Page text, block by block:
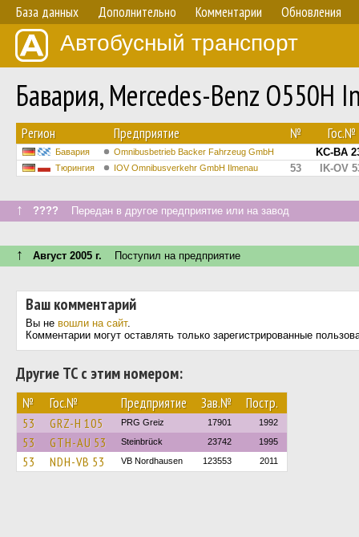
База данных Дополнительно Комментарии Обновления
Автобусный транспорт
Бавария, Mercedes-Benz O550H
Регион Предприятие № Гос.№
Бавария Omnibusbetrieb Backer Fahrzeug GmbH KC-BA
Тюрингия IOV Omnibusverkehr GmbH Ilmenau 53 IK-OV
↑ ???? Передан в другое предприятие или на завод
↑ Август 2005 г. Поступил на предприятие
Ваш комментарий
Вы не вошли на сайт.
Комментарии могут оставлять только зарегистрированные
Другие ТС с этим номером:
№ Гос.№ Предприятие Зав.№ Постр.
53 GRZ-H 105 PRG Greiz 17901 1992
53 GTH-AU 53 Steinbrück 23742 1995
53 NDH-VB 53 VB Nordhausen 123553 2011